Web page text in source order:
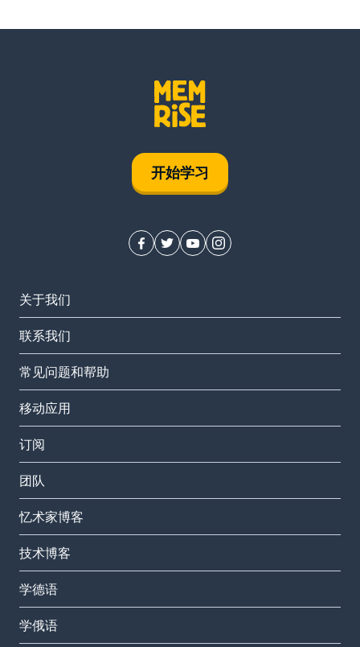
开始学习
关于我们
联系我们
常见问题和帮助
移动应用
订阅
团队
忆术家博客
技术博客
学德语
学俄语